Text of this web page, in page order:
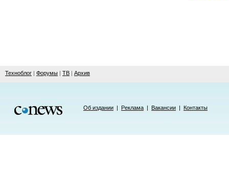
Техноблог | Форумы | ТВ | Архив
Об издании | Реклама | Вакансии | Контакты